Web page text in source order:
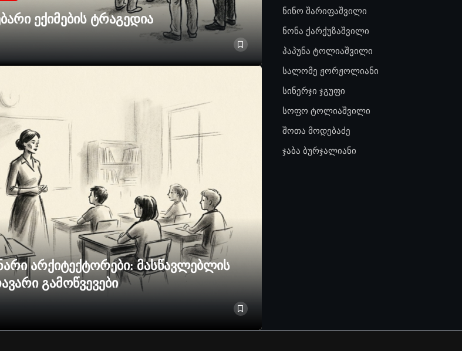
ექიმების ტრაგედია
არქიტექტორები: მასწავლებლის
გამოწვევები
ნინო შარიფაშვილი
ნონა ქარქუზაშვილი
პაპუნა ტოლიაშვილი
სალომე ჟორჟოლიანი
სინერჯი ჯგუფი
სოფო ტოლიაშვილი
შოთა მოდებაძე
ჯაბა ბურჯალიანი